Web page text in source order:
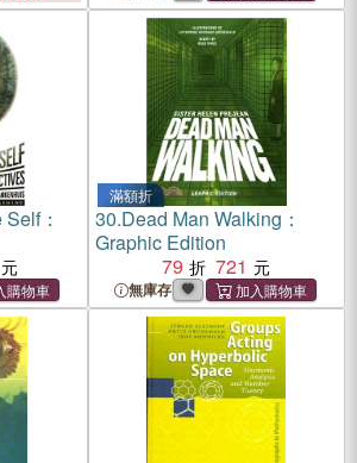
and the World
：
滿額折
30.Dead Man Walking：
Graphic Edition
79
721
無庫存